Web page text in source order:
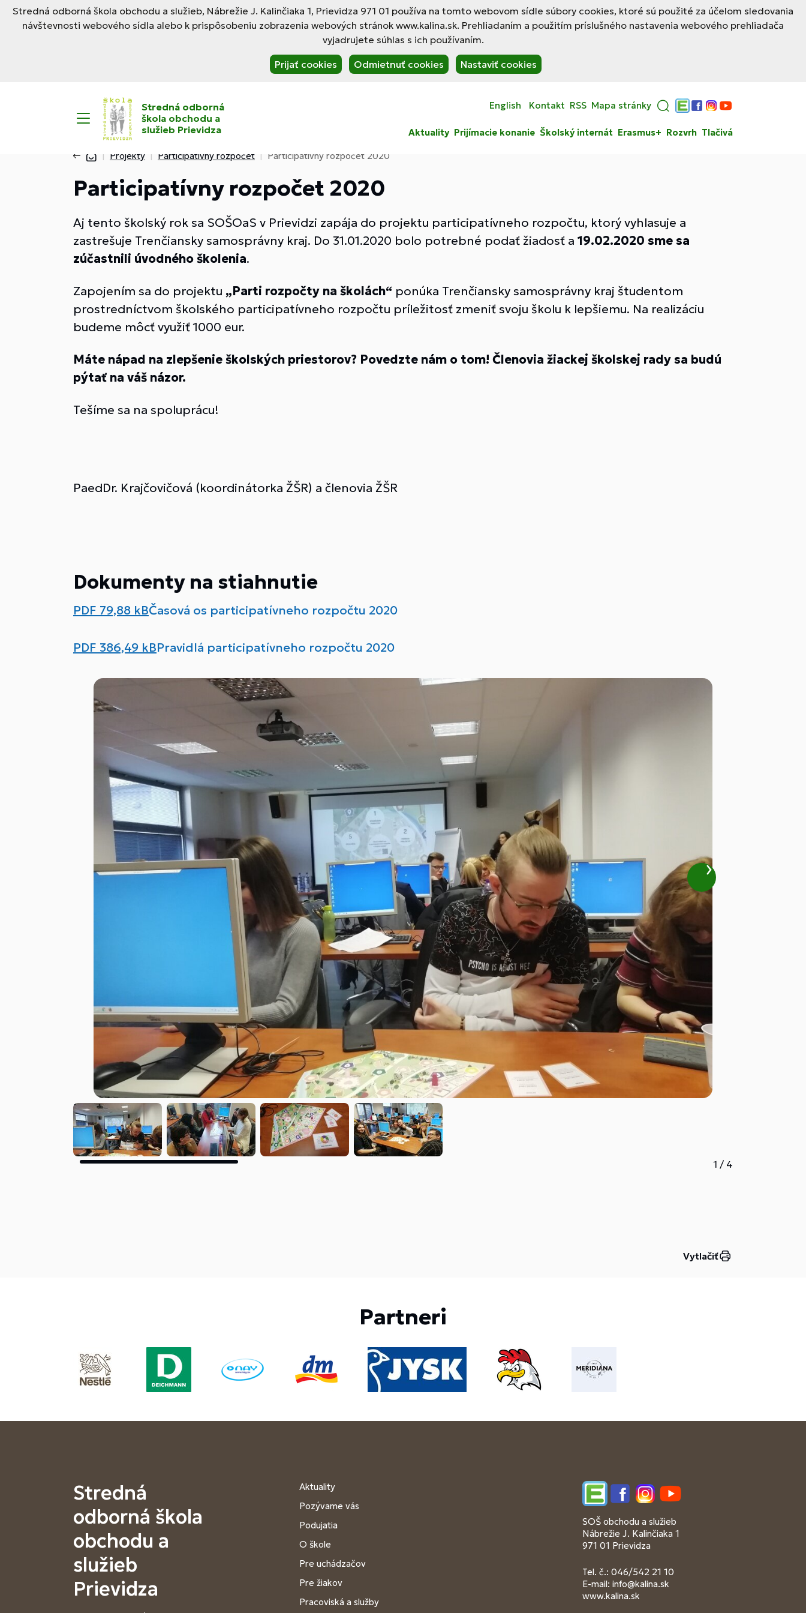
Stredná odborná škola obchodu a služieb, Nábrežie J. Kalinčiaka 1, Prievidza 971 01 používa na tomto webovom sídle súbory cookies, ktoré sú použité za účelom sledovania
návštevnosti webového sídla alebo k prispôsobeniu zobrazenia webových stránok www.kalina.sk. Prehliadaním a použitím príslušného nastavenia webového prehliadača
vyjadrujete súhlas s ich používaním.
Prijať cookies Odmietnuť cookies Nastaviť cookies
Stredná odborná
škola obchodu a
služieb Prievidza
English Kontakt RSS Mapa stránky
Edupage
Facebook
Instagram
YouTube
Aktuality Prijímacie konanie Školský internát Erasmus+ Rozvrh Tlačivá
Projekty Participatívny rozpočet Participatívny rozpočet 2020
Participatívny rozpočet 2020
Aj tento školský rok sa SOŠOaS v Prievidzi zapája do projektu participatívneho rozpočtu, ktorý vyhlasuje a
zastrešuje Trenčiansky samosprávny kraj. Do 31.01.2020 bolo potrebné podať žiadosť a 19.02.2020 sme sa
zúčastnili úvodného školenia.
Zapojením sa do projektu „Parti rozpočty na školách“ ponúka Trenčiansky samosprávny kraj študentom
prostredníctvom školského participatívneho rozpočtu príležitosť zmeniť svoju školu k lepšiemu. Na realizáciu
budeme môcť využiť 1000 eur.
Máte nápad na zlepšenie školských priestorov? Povedzte nám o tom! Členovia žiackej školskej rady sa budú
pýtať na váš názor.
Tešíme sa na spoluprácu!
PaedDr. Krajčovičová (koordinátorka ŽŠR) a členovia ŽŠR
Dokumenty na stiahnutie
PDF 79,88 kBČasová os participatívneho rozpočtu 2020
PDF 386,49 kBPravidlá participatívneho rozpočtu 2020
1 / 4
Vytlačiť
Partneri
Stredná
odborná škola
obchodu a
služieb
Prievidza
Aktuality
Pozývame vás
Podujatia
O škole
Pre uchádzačov
Pre žiakov
Pracoviská a služby
EdupageFacebookInstagramYouTube
SOŠ obchodu a služieb
Nábrežie J. Kalinčiaka 1
971 01 Prievidza
Tel. č.: 046/542 21 10
E-mail: info@kalina.sk
www.kalina.sk